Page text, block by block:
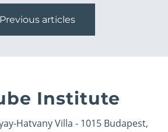
Previous articles
Institute
Hatvany Villa - 1015 Budapest,